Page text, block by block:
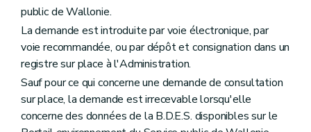
public de Wallonie.
La demande est introduite par voie électronique, par
voie recommandée, ou par dépôt et consignation dans un
registre sur place à l'Administration.
Sauf pour ce qui concerne une demande de consultation
sur place, la demande est irrecevable lorsqu'elle
concerne des données de la B.D.E.S. disponibles sur le